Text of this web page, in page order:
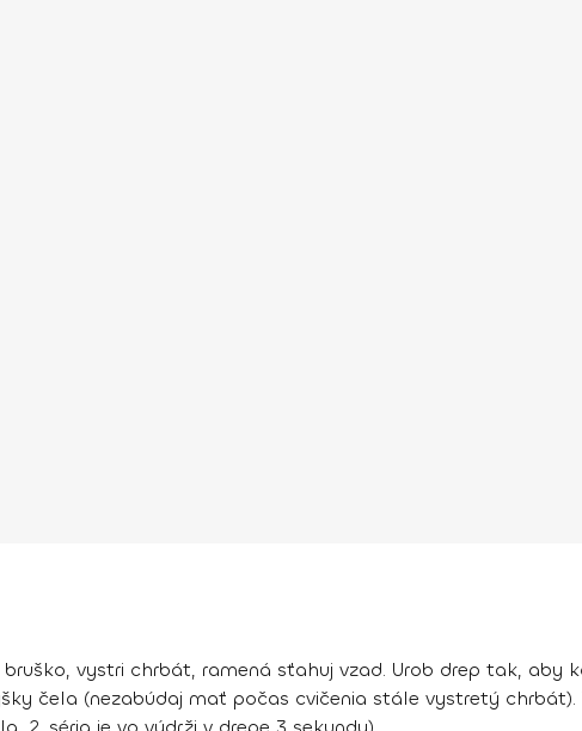
vystri chrbát, ramená sťahuj vzad. Urob drep tak, aby
čela (nezabúdaj mať počas cvičenia stále vystretý